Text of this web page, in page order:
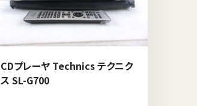
CDプレーヤ Technics テクニク
ス SL-G700